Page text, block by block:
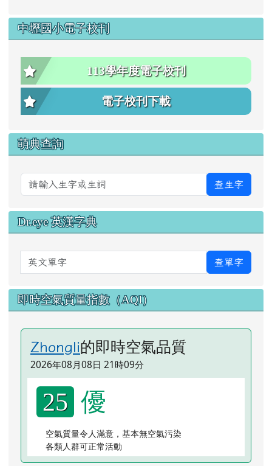
中壢國小電子校刊
113學年度電子校刊
電子校刊下載
萌典查詢
查生字
Dr.eye 英漢字典
英文單字 查單字
即時空氣質量指數（AQI）
Zhongli的即時空氣品質
2026年08月08日 21時09分
25 優
空氣質量令人滿意，基本無空氣污染
各類人群可正常活動